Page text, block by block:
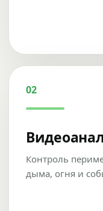
02
Контроль
дыма, огня и